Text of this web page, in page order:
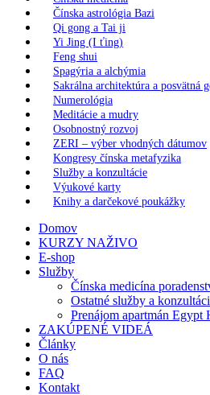
Čínska astrológia Bazi
Qi gong a Tai ji
Yi Jing (I ťing)
Feng shui
Spagýria a alchýmia
Sakrálna architektúra a posvätná
Numerológia
Meditácie a mudry
Osobnostný rozvoj
ZERI – výber vhodných dátumov
Kongresy čínska metafyzika
Služby a konzultácie
Výukové karty
Knihy a darčekové poukážky
Domov
KURZY NAŽIVO
E-shop
Služby
Čínska medicína
Ostatné služby a
Prenájom apartmán Egypt
ZAKÚPENÉ VIDEÁ
Články
O nás
FAQ
Kontakt